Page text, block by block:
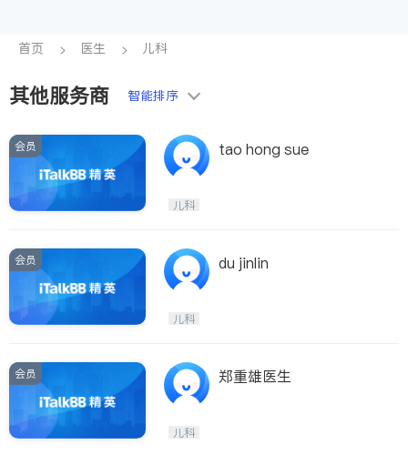
银行贷款
建筑装修
非盈利组织
心脏科
肠胃肝脏科
泌尿科
风湿病
不孕不育
呼吸科
医生-其它
Long Island
Buffalo & Syracuse
Westchester County & Orange
County
首页 医生 儿科
其他服务商 智能排序
会员 tao hong sue
儿科
会员 du jinlin
儿科
会员 郑重雄医生
儿科